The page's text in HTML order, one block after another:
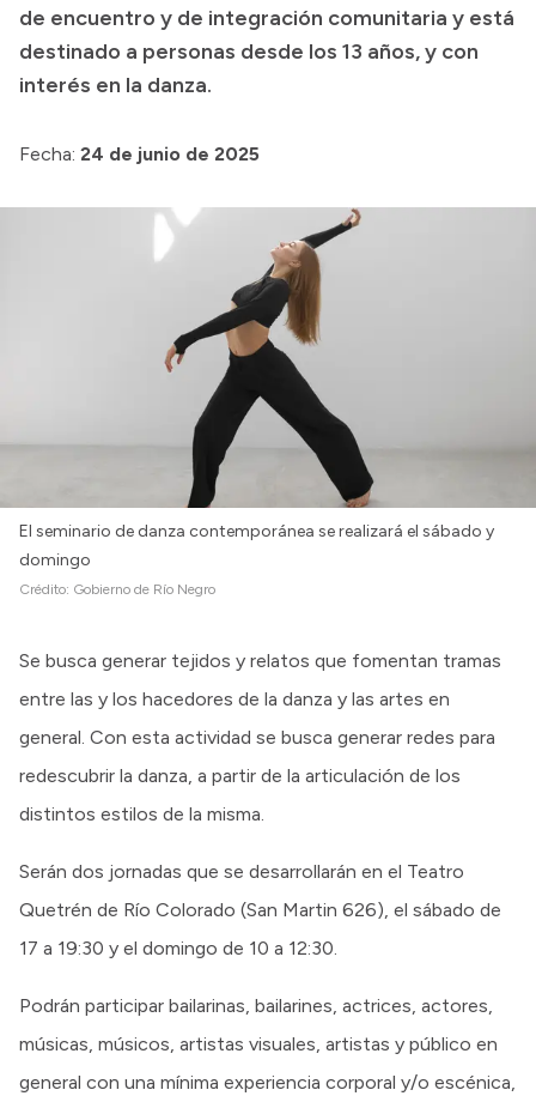
Transparencia
Presupuesto
Compras y licitaciones
Consulta de pago a proveedores
Convocatorias
de encuentro y de integración comunitaria y está
destinado a personas desde los 13 años, y con
interés en la danza.
Fecha: 24 de junio de 2025
El seminario de danza contemporánea se realizará el sábado y
domingo
Crédito: Gobierno de Río Negro
Se busca generar tejidos y relatos que fomentan tramas
entre las y los hacedores de la danza y las artes en
general. Con esta actividad se busca generar redes para
redescubrir la danza, a partir de la articulación de los
distintos estilos de la misma.
Serán dos jornadas que se desarrollarán en el Teatro
Quetrén de Río Colorado (San Martin 626), el sábado de
17 a 19:30 y el domingo de 10 a 12:30.
Podrán participar bailarinas, bailarines, actrices, actores,
músicas, músicos, artistas visuales, artistas y público en
general con una mínima experiencia corporal y/o escénica,